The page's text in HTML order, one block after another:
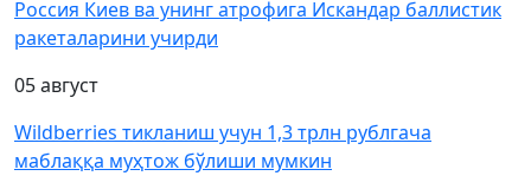
Россия Киев ва унинг атрофига Искандар баллистик
ракеталарини учирди
05 август
Wildberries тикланиш учун 1,3 трлн рублгача
маблаққа муҳтож бўлиши мумкин